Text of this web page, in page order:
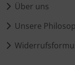
Über uns
Unsere